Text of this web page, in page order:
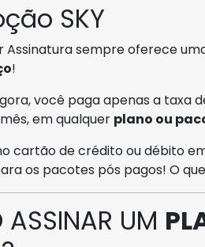
SKY
Assinatura sempre oferece
!
você paga apenas a taxa
em qualquer plano ou
cartão de crédito ou débito
os pacotes pós pagos! O
UM